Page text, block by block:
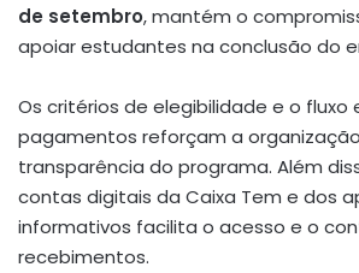
de setembro, mantém o
apoiar estudantes na conclusão do
Os critérios de elegibilidade e o fluxo
pagamentos reforçam a
transparência do programa. Além
contas digitais da Caixa Tem e dos
informativos facilita o acesso e o
recebimentos.